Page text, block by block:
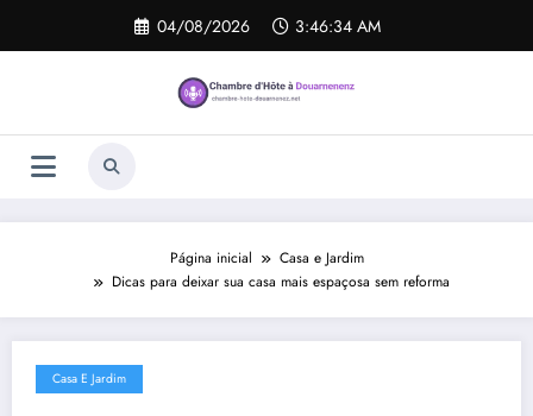
o
04/08/2026 3:46:34 AM
Página inicial
Casa e Jardim
Dicas para deixar sua casa mais espaçosa sem reforma
Casa E Jardim